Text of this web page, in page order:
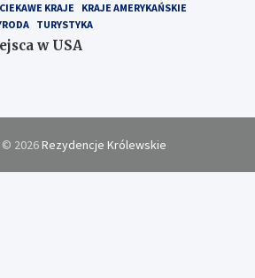
CIEKAWE KRAJE
KRAJE AMERYKAŃSKIE
TURYSTYKA
w USA
2026Rezydencje Królewskie